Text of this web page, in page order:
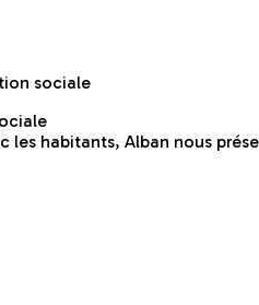
sociale
habitants, Alban nous